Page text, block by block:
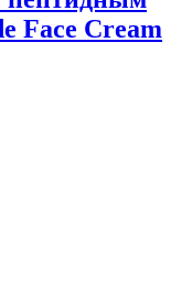
Face Cream